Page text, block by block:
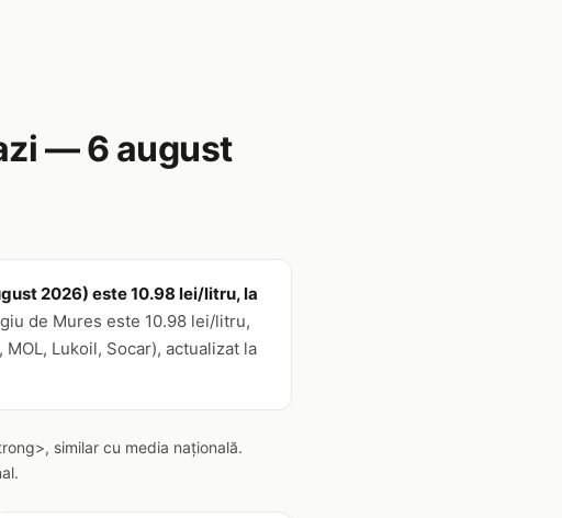
— 6 august
2026) este 10.98 lei/litru, la
de Mures este 10.98 lei/litru,
Lukoil, Socar), actualizat la
similar cu media națională.